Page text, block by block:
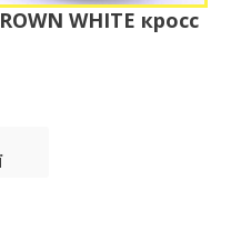
WHITE кросс